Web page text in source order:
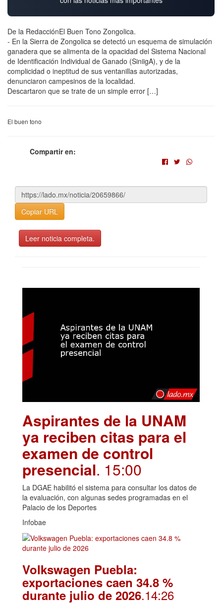
De la RedacciónEl Buen Tono Zongolica.
- En la Sierra de Zongolica se detectó un esquema de simulación
ganadera que se alimenta de la opacidad del Sistema Nacional
de Identificación Individual de Ganado (SiniigA), y de la
complicidad o ineptitud de sus ventanillas autorizadas,
denunciaron campesinos de la localidad.
Descartaron que se trate de un simple error […]
El buen tono
Compartir en:
Copiar URL
Leer noticia completa.
Aspirantes de la UNAM
ya reciben citas para el
examen de control
presencial. 15:00
La DGAE habilitó el sistema para consultar los datos de
la evaluación, con algunas sedes programadas en el
Palacio de los Deportes
Infobae
Volkswagen Puebla:
exportaciones caen 34.8 %
durante julio de 2026.14:26